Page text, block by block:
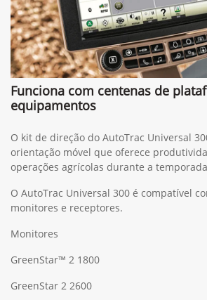
Funciona com centenas de
equipamentos
O kit de direção do AutoTrac Universal
orientação móvel que oferece
operações agrícolas durante a
O AutoTrac Universal 300 é compatível
monitores e receptores.
Monitores
GreenStar™ 2 1800
GreenStar 2 2600